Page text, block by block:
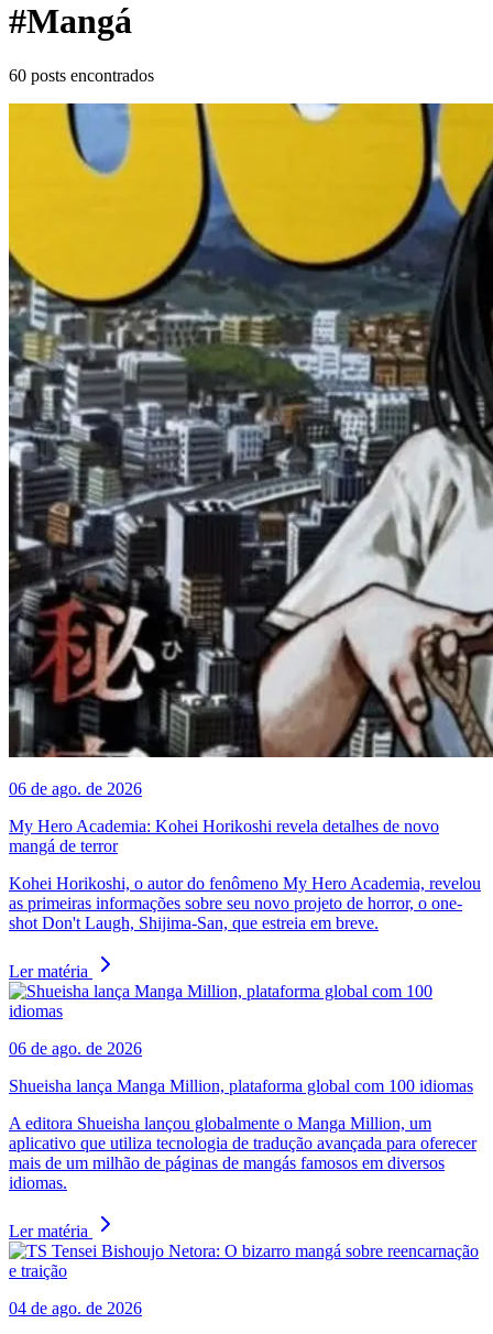
#Mangá
60 posts encontrados
06 de ago. de 2026
My Hero Academia: Kohei Horikoshi revela detalhes de novo
mangá de terror
Kohei Horikoshi, o autor do fenômeno My Hero Academia, revelou
as primeiras informações sobre seu novo projeto de horror, o one-
shot Don't Laugh, Shijima-San, que estreia em breve.
Ler matéria
06 de ago. de 2026
Shueisha lança Manga Million, plataforma global com 100 idiomas
A editora Shueisha lançou globalmente o Manga Million, um
aplicativo que utiliza tecnologia de tradução avançada para oferecer
mais de um milhão de páginas de mangás famosos em diversos
idiomas.
Ler matéria
04 de ago. de 2026